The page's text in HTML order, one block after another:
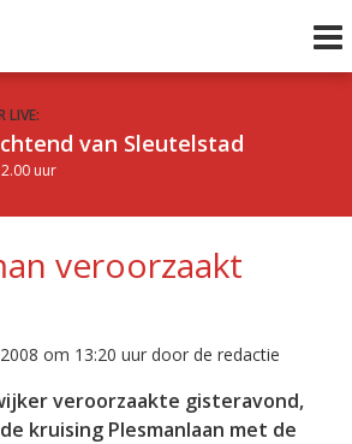
LIVE:
van Sleutelstad
uur
veroorzaakt
om 13:20 uur door de redactie
veroorzaakte gisteravond,
kruising Plesmanlaan met de